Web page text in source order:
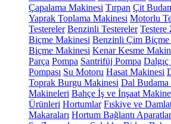
Çapalama Makinesi Tırpan Çit
Yaprak Toplama Makinesi Motorlu
Testereler Benzinli Testereler Testere
Biçme Makinesi Benzinli Çim Biçme
Biçme Makinesi Kenar Kesme
Parça Pompa Santrifüj Pompa Dalgıç
Pompası Su Motoru Hasat Makinesi
Toprak Burgu Makinesi Dal Budama
Makineleri Bahçe İş ve İnşaat
Ürünleri Hortumlar Fıskiye ve
Makaraları Hortum Bağlantı